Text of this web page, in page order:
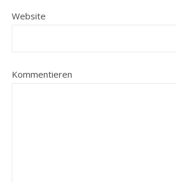
Website
Kommentieren